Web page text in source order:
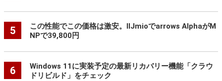
5
この性能でこの価格は激安。IIJmioでarrows AlphaがM
NPで39,800円
6
Windows 11に実装予定の最新リカバリー機能「クラウ
ドリビルド」をチェック